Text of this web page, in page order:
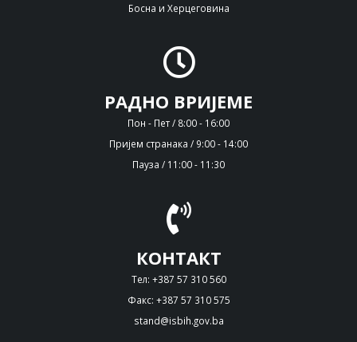
Босна и Херцеговина
РАДНО ВРИЈЕМЕ
Пон - Пет / 8:00 - 16:00
Пријем странака / 9:00 - 14:00
Пауза / 11:00 - 11:30
КОНТАКТ
Тел: +387 57 310 560
Факс: +387 57 310 575
stand@isbih.gov.ba